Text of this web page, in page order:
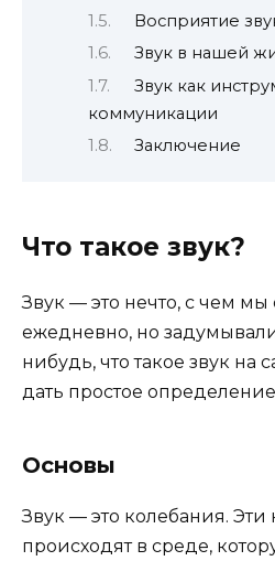
Восприятие
Звук в нашей
Звук как
коммуникации
Заключение
Что такое звук?
Звук — это нечто, с чем мы
ежедневно, но
нибудь, что такое звук на
дать простое
Основы
Звук — это колебания. Эти
происходят в среде,